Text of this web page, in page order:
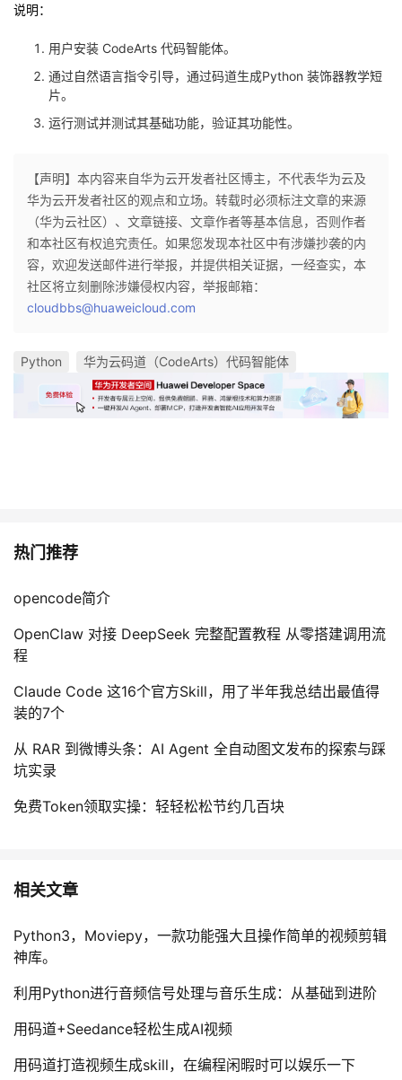
说明：
用户安装 CodeArts 代码智能体。
通过自然语言指令引导，通过码道生成Python 装饰器教学短
片。
运行测试并测试其基础功能，验证其功能性。
【声明】本内容来自华为云开发者社区博主，不代表华为云及
华为云开发者社区的观点和立场。转载时必须标注文章的来源
（华为云社区）、文章链接、文章作者等基本信息，否则作者
和本社区有权追究责任。如果您发现本社区中有涉嫌抄袭的内
容，欢迎发送邮件进行举报，并提供相关证据，一经查实，本
社区将立刻删除涉嫌侵权内容，举报邮箱：
cloudbbs@huaweicloud.com
Python 华为云码道（CodeArts）代码智能体
热门推荐
opencode简介
OpenClaw 对接 DeepSeek 完整配置教程 从零搭建调用流
程
Claude Code 这16个官方Skill，用了半年我总结出最值得
装的7个
从 RAR 到微博头条：AI Agent 全自动图文发布的探索与踩
坑实录
免费Token领取实操：轻轻松松节约几百块
相关文章
Python3，Moviepy，一款功能强大且操作简单的视频剪辑
神库。
利用Python进行音频信号处理与音乐生成：从基础到进阶
用码道+Seedance轻松生成AI视频
用码道打造视频生成skill，在编程闲暇时可以娱乐一下